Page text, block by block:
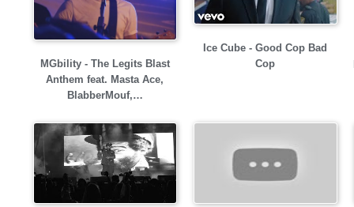
MGbility - The Legits Blast
Anthem feat. Masta Ace,
BlabberMouf,…
Ice Cube - Good Cop Bad
Cop